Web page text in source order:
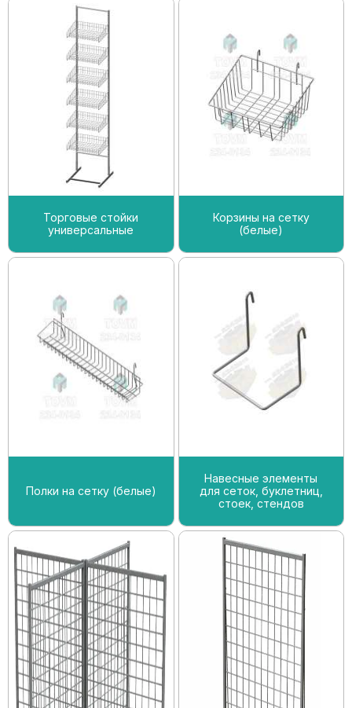
Торговые стойки
универсальные
Корзины на сетку
(белые)
Полки на сетку (белые)
Навесные элементы
для сеток, буклетниц,
стоек, стендов